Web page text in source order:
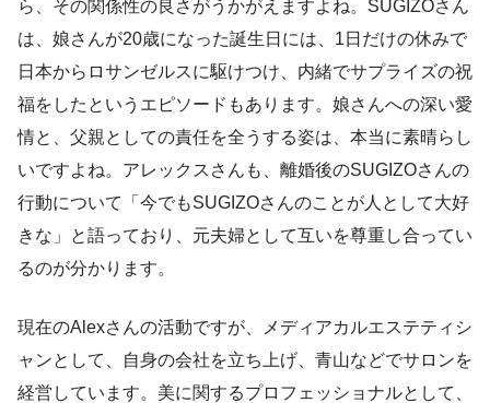
ら、その関係性の良さがうかがえますよね。SUGIZOさん
は、娘さんが20歳になった誕生日には、1日だけの休みで
日本からロサンゼルスに駆けつけ、内緒でサプライズの祝
福をしたというエピソードもあります。娘さんへの深い愛
情と、父親としての責任を全うする姿は、本当に素晴らし
いですよね。アレックスさんも、離婚後のSUGIZOさんの
行動について「今でもSUGIZOさんのことが人として大好
きな」と語っており、元夫婦として互いを尊重し合ってい
るのが分かります。
現在のAlexさんの活動ですが、メディアカルエステティシ
ャンとして、自身の会社を立ち上げ、青山などでサロンを
経営しています。美に関するプロフェッショナルとして、